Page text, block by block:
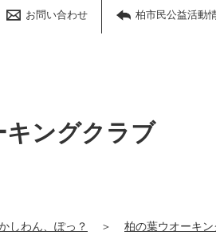
お問い合わせ 柏市民公益活動
キングクラブ
しわん、ぽっ？ ＞ 柏の葉ウオーキ